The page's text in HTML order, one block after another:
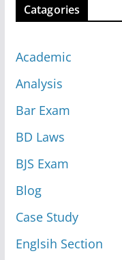
Catagories
Academic
Analysis
Bar Exam
BD Laws
BJS Exam
Blog
Case Study
Englsih Section